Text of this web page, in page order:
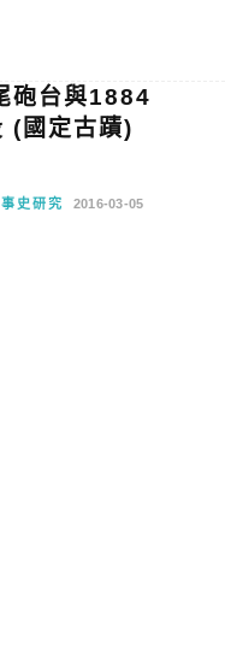
砲台與1884
(國定古蹟)
史研究 2016-03-05